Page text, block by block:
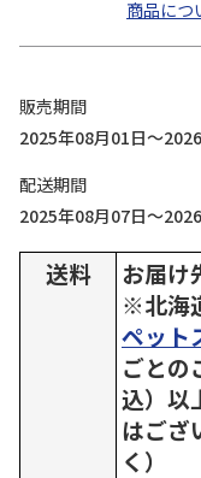
商品につ
販売期間
2025年08月01日～
配送期間
2025年08月07日～
送料
お届け
※北海
ペット
ごとの
込）以
はござ
く）